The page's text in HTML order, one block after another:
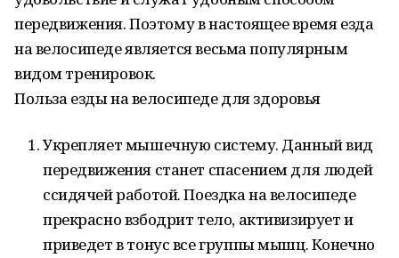
передвижения. Поэтому в настоящее время езда
на велосипеде является весьма популярным
видом тренировок.
Польза езды на велосипеде для здоровья
Укрепляет мышечную систему. Данный вид
передвижения станет спасением для людей
ссидячей работой. Поездка на велосипеде
прекрасно взбодрит тело, активизирует и
приведет в тонус все группы мышц. Конечно